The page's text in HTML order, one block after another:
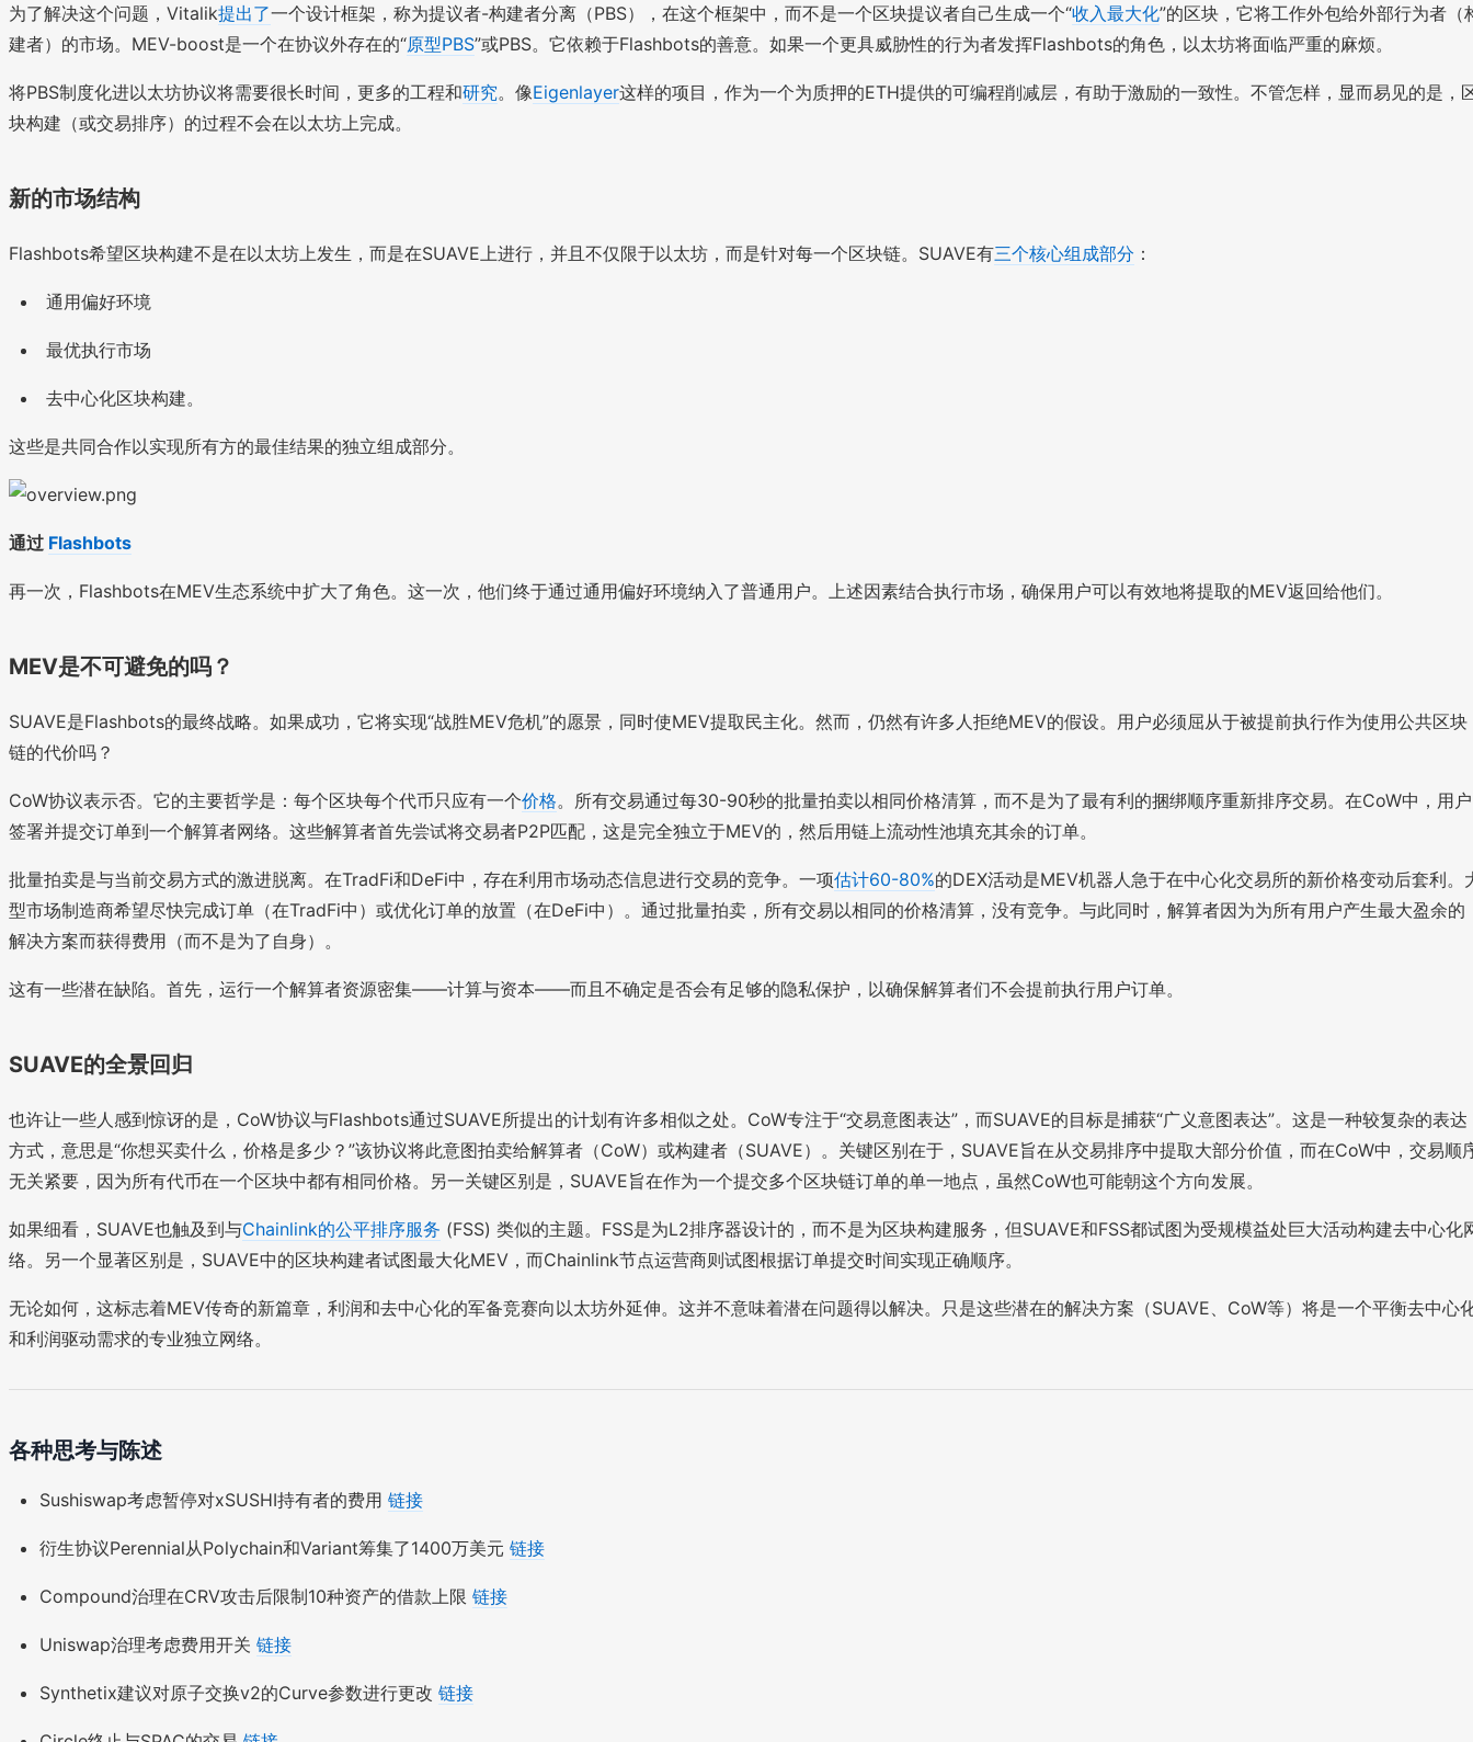
为了解决这个问题，Vitalik提出了一个设计框架，称为提议者-构建者分离（PBS），在这个框架中，而不是一个区块提议者自己生成一个“收入最大化”的区块，它将工作外包给外部行为者（
建者）的市场。MEV-boost是一个在协议外存在的“原型PBS”或PBS。它依赖于Flashbots的善意。如果一个更具威胁性的行为者发挥Flashbots的角色，以太坊将面临严重的麻烦。
将PBS制度化进以太坊协议将需要很长时间，更多的工程和研究。像Eigenlayer这样的项目，作为一个为质押的ETH提供的可编程削减层，有助于激励的一致性。不管怎样，显而易见的是，
块构建（或交易排序）的过程不会在以太坊上完成。
新的市场结构
Flashbots希望区块构建不是在以太坊上发生，而是在SUAVE上进行，并且不仅限于以太坊，而是针对每一个区块链。SUAVE有三个核心组成部分 ：
通用偏好环境
最优执行市场
去中心化区块构建。
这些是共同合作以实现所有方的最佳结果的独立组成部分。
通过 Flashbots
再一次，Flashbots在MEV生态系统中扩大了角色。这一次，他们终于通过通用偏好环境纳入了普通用户。上述因素结合执行市场，确保用户可以有效地将提取的MEV返回给他们。
MEV是不可避免的吗？
SUAVE是Flashbots的最终战略。如果成功，它将实现“战胜MEV危机”的愿景，同时使MEV提取民主化。然而，仍然有许多人拒绝MEV的假设。用户必须屈从于被提前执行作为使用公共区块
链的代价吗？
CoW协议表示否。它的主要哲学是：每个区块每个代币只应有一个价格。所有交易通过每30-90秒的批量拍卖以相同价格清算，而不是为了最有利的捆绑顺序重新排序交易。在CoW中，用户
签署并提交订单到一个解算者网络。这些解算者首先尝试将交易者P2P匹配，这是完全独立于MEV的，然后用链上流动性池填充其余的订单。
批量拍卖是与当前交易方式的激进脱离。在TradFi和DeFi中，存在利用市场动态信息进行交易的竞争。一项估计60-80%的DEX活动是MEV机器人急于在中心化交易所的新价格变动后套利。
型市场制造商希望尽快完成订单（在TradFi中）或优化订单的放置（在DeFi中）。通过批量拍卖，所有交易以相同的价格清算，没有竞争。与此同时，解算者因为为所有用户产生最大盈余的
解决方案而获得费用（而不是为了自身）。
这有一些潜在缺陷。首先，运行一个解算者资源密集——计算与资本——而且不确定是否会有足够的隐私保护，以确保解算者们不会提前执行用户订单。
SUAVE的全景回归
也许让一些人感到惊讶的是，CoW协议与Flashbots通过SUAVE所提出的计划有许多相似之处。CoW专注于“交易意图表达”，而SUAVE的目标是捕获“广义意图表达”。这是一种较复杂的表达
方式，意思是“你想买卖什么，价格是多少？”该协议将此意图拍卖给解算者（CoW）或构建者（SUAVE）。关键区别在于，SUAVE旨在从交易排序中提取大部分价值，而在CoW中，交易顺
无关紧要，因为所有代币在一个区块中都有相同价格。另一关键区别是，SUAVE旨在作为一个提交多个区块链订单的单一地点，虽然CoW也可能朝这个方向发展。
如果细看，SUAVE也触及到与Chainlink的公平排序服务 (FSS) 类似的主题。FSS是为L2排序器设计的，而不是为区块构建服务，但SUAVE和FSS都试图为受规模益处巨大活动构建去中心化
络。另一个显著区别是，SUAVE中的区块构建者试图最大化MEV，而Chainlink节点运营商则试图根据订单提交时间实现正确顺序。
无论如何，这标志着MEV传奇的新篇章，利润和去中心化的军备竞赛向以太坊外延伸。这并不意味着潜在问题得以解决。只是这些潜在的解决方案（SUAVE、CoW等）将是一个平衡去中心
和利润驱动需求的专业独立网络。
各种思考与陈述
Sushiswap考虑暂停对xSUSHI持有者的费用 链接
衍生协议Perennial从Polychain和Variant筹集了1400万美元 链接
Compound治理在CRV攻击后限制10种资产的借款上限 链接
Uniswap治理考虑费用开关 链接
Synthetix建议对原子交换v2的Curve参数进行更改 链接